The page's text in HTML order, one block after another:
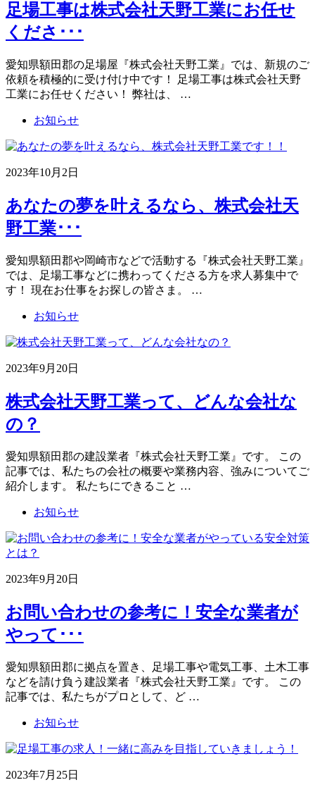
足場工事は株式会社天野工業にお任せ
くださ･･･
愛知県額田郡の足場屋『株式会社天野工業』では、新規のご
依頼を積極的に受け付け中です！ 足場工事は株式会社天野
工業にお任せください！ 弊社は、 …
お知らせ
2023年10月2日
あなたの夢を叶えるなら、株式会社天
野工業･･･
愛知県額田郡や岡崎市などで活動する『株式会社天野工業』
では、足場工事などに携わってくださる方を求人募集中で
す！ 現在お仕事をお探しの皆さま。 …
お知らせ
2023年9月20日
株式会社天野工業って、どんな会社な
の？
愛知県額田郡の建設業者『株式会社天野工業』です。 この
記事では、私たちの会社の概要や業務内容、強みについてご
紹介します。 私たちにできること …
お知らせ
2023年9月20日
お問い合わせの参考に！安全な業者が
やって･･･
愛知県額田郡に拠点を置き、足場工事や電気工事、土木工事
などを請け負う建設業者『株式会社天野工業』です。 この
記事では、私たちがプロとして、ど …
お知らせ
2023年7月25日